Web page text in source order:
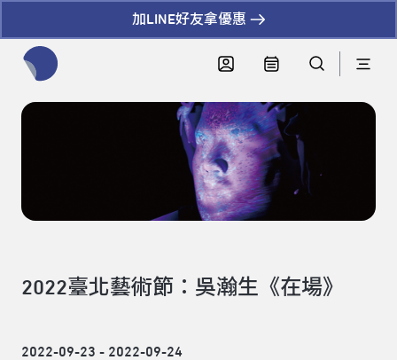
加LINE好友拿優惠
2022臺北藝術節：吳瀚生《在場》
2022-09-23 - 2022-09-24